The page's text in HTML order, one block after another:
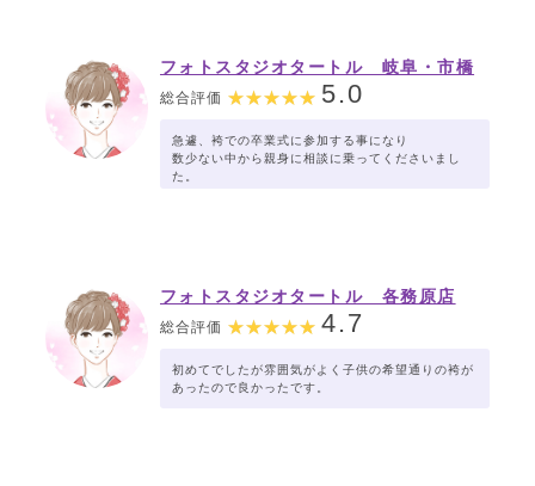
フォトスタジオタートル 岐阜・市橋
店
総合評価 5.0
急遽、袴での卒業式に参加する事になり
数少ない中から親身に相談に乗ってくださいまし
た。
フォトスタジオタートル 各務原店
総合評価 4.7
初めてでしたが雰囲気がよく子供の希望通りの袴が
あったので良かったです。